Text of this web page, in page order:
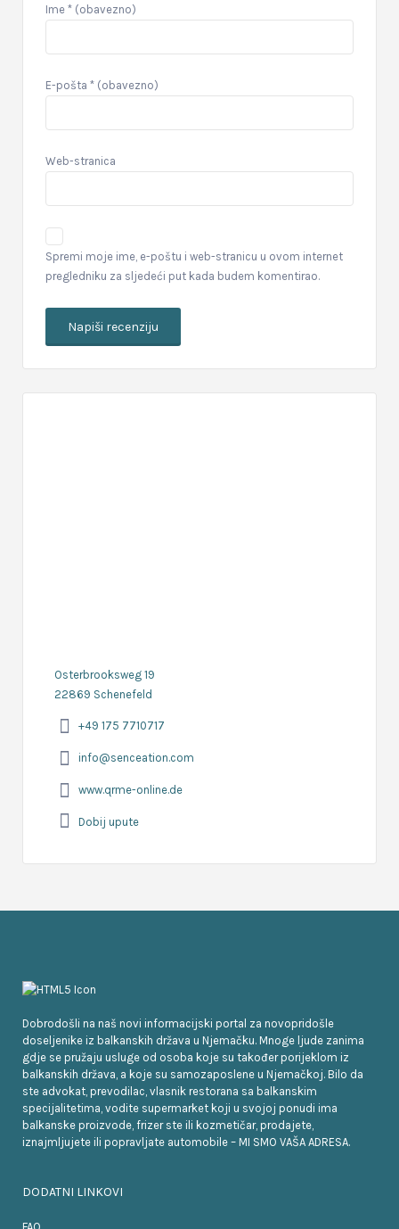
Ime * (obavezno)
E-pošta * (obavezno)
Web-stranica
Spremi moje ime, e-poštu i web-stranicu u ovom internet
pregledniku za sljedeći put kada budem komentirao.
Osterbrooksweg 19
22869 Schenefeld
+49 175 7710717
info@senceation.com
www.qrme-online.de
Dobij upute
Dobrodošli na naš novi informacijski portal za novopridošle
doseljenike iz balkanskih država u Njemačku. Mnoge ljude zanima
gdje se pružaju usluge od osoba koje su također porijeklom iz
balkanskih država, a koje su samozaposlene u Njemačkoj. Bilo da
ste advokat, prevodilac, vlasnik restorana sa balkanskim
specijalitetima, vodite supermarket koji u svojoj ponudi ima
balkanske proizvode, frizer ste ili kozmetičar, prodajete,
iznajmljujete ili popravljate automobile – MI SMO VAŠA ADRESA.
DODATNI LINKOVI